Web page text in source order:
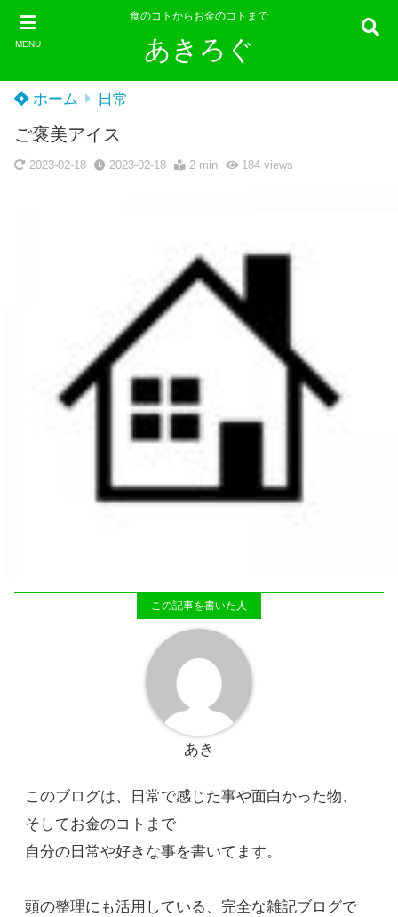
MENU
食のコトからお金のコトまで
あきろぐ
ホーム 日常
ご褒美アイス
2023-02-18 2023-02-18 2 min 184views
あき
このブログは、日常で感じた事や面白かった物、
そしてお金のコトまで
自分の日常や好きな事を書いてます。
頭の整理にも活用している、完全な雑記ブログで